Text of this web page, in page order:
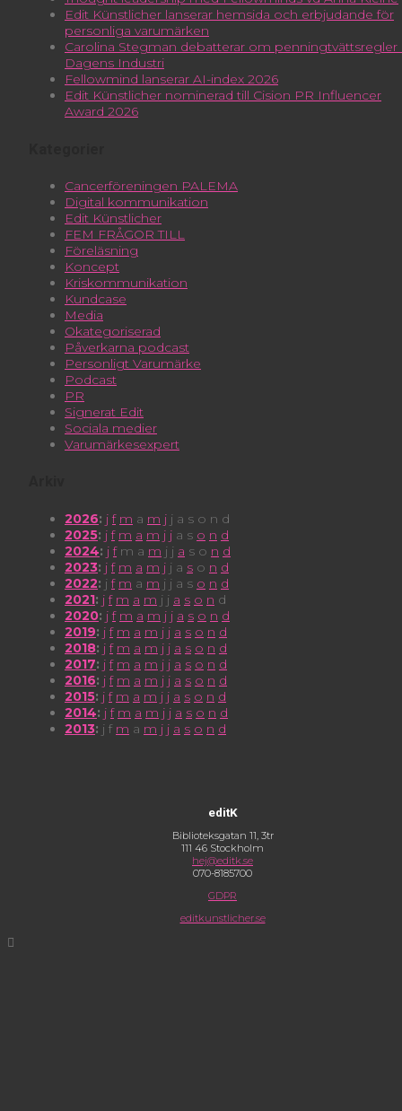
Edit Künstlicher lanserar hemsida och erbjudande för
personliga varumärken
Carolina Stegman debatterar om penningtvättsregler
Dagens Industri
Fellowmind lanserar AI-index 2026
Edit Künstlicher nominerad till Cision PR Influencer
Award 2026
Cancerföreningen PALEMA
Digital kommunikation
Edit Künstlicher
FEM FRÅGOR TILL
Föreläsning
Koncept
Kriskommunikation
Kundcase
Media
Okategoriserad
Påverkarna podcast
Personligt Varumärke
Podcast
PR
Signerat Edit
Sociala medier
Varumärkesexpert
2026: j f m a m j j a s o n d
2025: j f m a m j j a s o n d
2024: j f m a m j j a s o n d
2023: j f m a m j j a s o n d
2022: j f m a m j j a s o n d
2021: j f m a m j j a s o n d
2020: j f m a m j j a s o n d
2019: j f m a m j j a s o n d
2018: j f m a m j j a s o n d
2017: j f m a m j j a s o n d
2016: j f m a m j j a s o n d
2015: j f m a m j j a s o n d
2014: j f m a m j j a s o n d
2013: j f m a m j j a s o n d
editK
Biblioteksgatan 11, 3tr
111 46 Stockholm
hej@editk.se
070-8185700
GDPR
editkunstlicher.se